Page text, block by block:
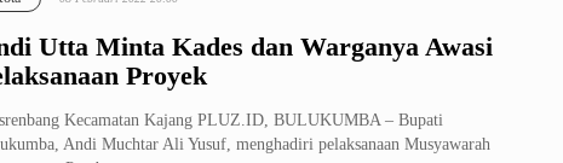
Utta Minta Kades dan Warganya Awasi
Proyek
Kecamatan Kajang PLUZ.ID, BULUKUMBA – Bupati
Andi Muchtar Ali Yusuf, menghadiri pelaksanaan Musyawarah